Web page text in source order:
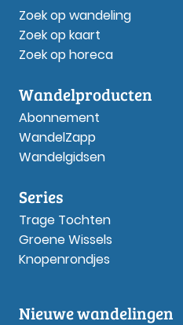
Zoek op wandeling
Zoek op kaart
Zoek op horeca
Wandelproducten
Abonnement
WandelZapp
Wandelgidsen
Series
Trage Tochten
Groene Wissels
Knopenrondjes
Nieuwe wandelingen